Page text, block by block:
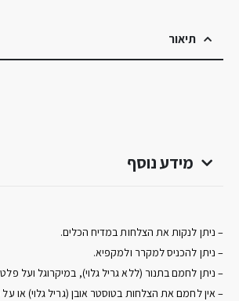
תיאור
מידע נוסף
– ניתן לנקות את הצלחות במדיח הכלים.
– ניתן להכניס למקרר ולמקפיא.
– ניתן לחמם בתנור (ללא גריל גלוי), במיקרוגל ועל
– אין לחמם את הצלחות בטוסטר אובן (גריל גלוי) או על